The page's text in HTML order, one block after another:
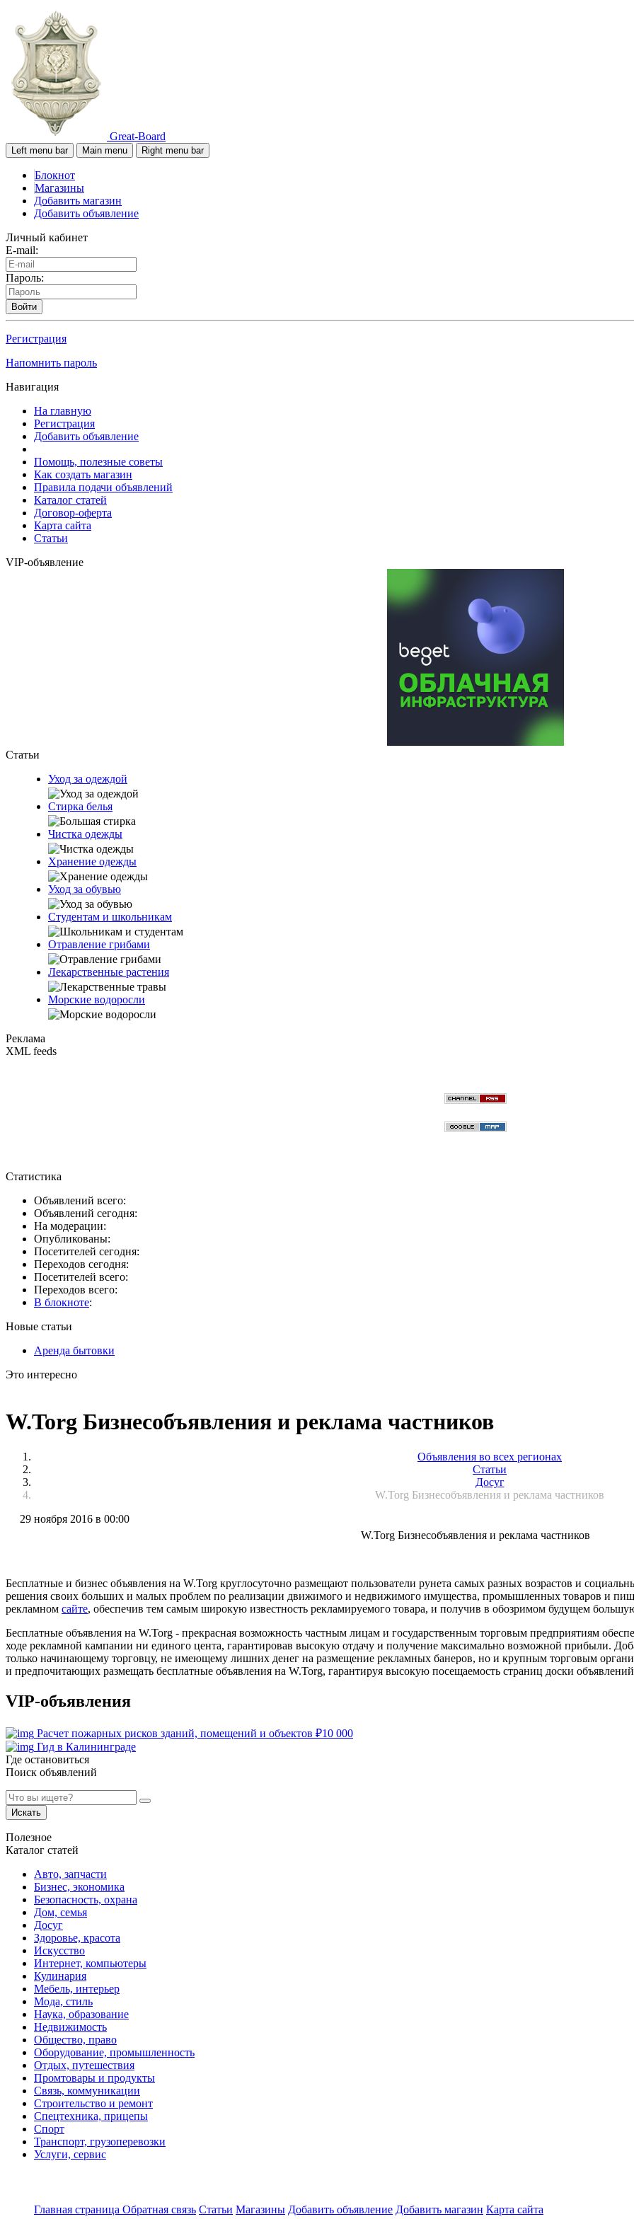
Great-Board
Left menu bar Main menu Right menu bar
Блокнот
Магазины
Добавить магазин
Добавить объявление
Личный кабинет
E-mail:
Пароль:
Войти
Регистрация
Напомнить пароль
Навигация
На главную
Регистрация
Добавить объявление
Помощь, полезные советы
Как создать магазин
Правила подачи объявлений
Каталог статей
Договор-оферта
Карта сайта
Статьи
VIP-объявление
Статьи
Уход за одеждой
Стирка белья
Чистка одежды
Хранение одежды
Уход за обувью
Студентам и школьникам
Отравление грибами
Лекарственные растения
Морские водоросли
Реклама
XML feeds
Статистика
Объявлений всего:
Объявлений сегодня:
На модерации:
Опубликованы:
Посетителей сегодня:
Переходов сегодня:
Посетителей всего:
Переходов всего:
В блокноте:
Новые статьи
Аренда бытовки
Это интересно
W.Torg Бизнесобъявления и реклама частников
Объявления во всех регионах
Статьи
Досуг
W.Torg Бизнесобъявления и реклама частников
29 ноября 2016 в 00:00
W.Torg Бизнесобъявления и реклама частников
Бесплатные и бизнес объявления на W.Torg круглосуточно размещают пользователи рунета самых разных возрастов и
решения своих больших и малых проблем по реализации движимого и недвижимого имущества, промышленных товаров и
рекламном сайте, обеспечив тем самым широкую известность рекламируемого товара, и получив в обозримом будущем
Бесплатные объявления на W.Torg - прекрасная возможность частным лицам и государственным торговым предприятиям
ходе рекламной кампании ни единого цента, гарантировав высокую отдачу и получение максимально возможной прибыли.
только начинающему торговцу, не имеющему лишних денег на размещение рекламных банеров, но и крупным торговым
и предпочитающих размещать бесплатные объявления на W.Torg, гарантируя высокую посещаемость страниц доски
VIP-объявления
Расчет пожарных рисков зданий, помещений и объектов ₽10 000
Гид в Калининграде
Где остановиться
Поиск объявлений
Искать
Полезное
Каталог статей
Авто, запчасти
Бизнес, экономика
Безопасность, охрана
Дом, семья
Досуг
Здоровье, красота
Искусство
Интернет, компьютеры
Кулинария
Мебель, интерьер
Мода, стиль
Наука, образование
Недвижимость
Общество, право
Оборудование, промышленность
Отдых, путешествия
Промтовары и продукты
Связь, коммуникации
Строительство и ремонт
Спецтехника, прицепы
Спорт
Транспорт, грузоперевозки
Услуги, сервис
Главная страница Обратная связь Статьи Магазины Добавить объявление Добавить магазин Карта сайта